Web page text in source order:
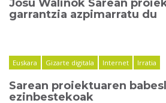
Josu Waliñok Sarean
garrantzia azpimarratu du
Euskara Gizarte digitala Internet Irratia
Sarean proiektuaren
ezinbestekoak